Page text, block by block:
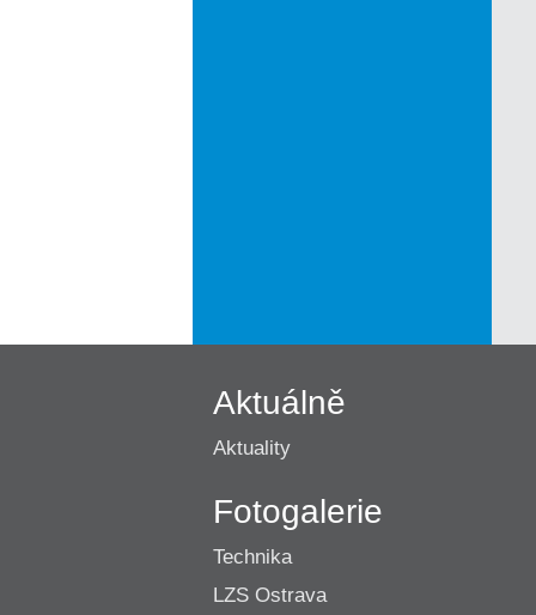
Aktuálně
Aktuality
Fotogalerie
Technika
LZS Ostrava